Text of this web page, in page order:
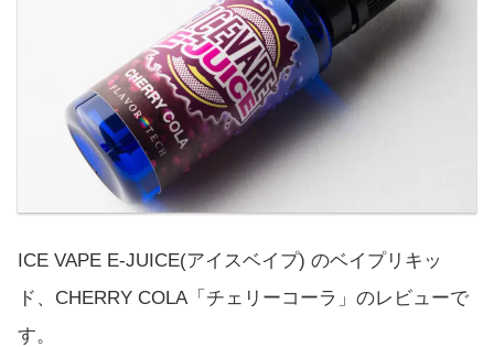
ICE VAPE E-JUICE(アイスベイプ) のベイプリキッ
ド、CHERRY COLA「チェリーコーラ」のレビューで
す。